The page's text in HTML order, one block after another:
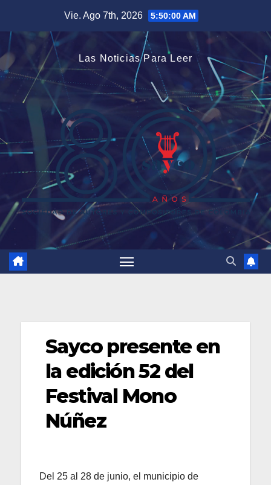
contenido
Vie. Ago 7th, 2026 5:50:01 AM
Las Noticias Para Leer
Sayco presente en
la edición 52 del
Festival Mono
Núñez
Del 25 al 28 de junio, el municipio de